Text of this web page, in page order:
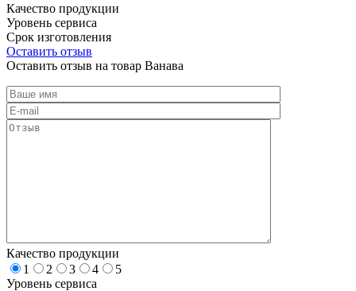
Качество продукции
Уровень сервиса
Срок изготовления
Оставить отзыв
Оставить отзыв на товар Ванава
Качество продукции
1
2 3 4
5
Уровень сервиса